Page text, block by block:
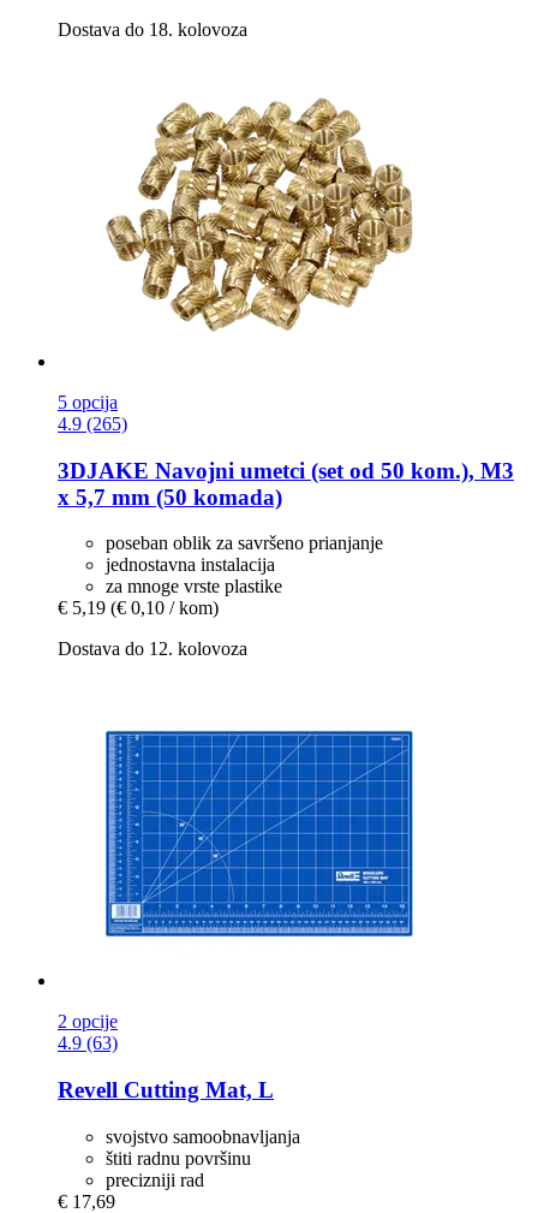
Dostava do 18. kolovoza
5 opcija
4.9 (265)
3DJAKE Navojni umetci (set od 50 kom.), M3
x 5,7 mm (50 komada)
poseban oblik za savršeno prianjanje
jednostavna instalacija
za mnoge vrste plastike
€ 5,19 (€ 0,10 / kom)
Dostava do 12. kolovoza
2 opcije
4.9 (63)
Revell Cutting Mat, L
svojstvo samoobnavljanja
štiti radnu površinu
precizniji rad
€ 17,69